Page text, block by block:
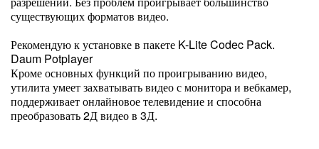
существующих форматов видео.
Рекомендую к установке в пакете K-Lite Codec Pack.
Daum Potplayer
Кроме основных функций по проигрыванию видео,
утилита умеет захватывать видео с монитора и вебкамер,
поддерживает онлайновое телевидение и способна
преобразовать 2Д видео в 3Д.